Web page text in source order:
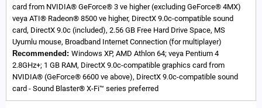
card from NVIDIA® GeForce® 3 ve higher (excluding GeForce® 4MX)
veya ATI® Radeon® 8500 ve higher, DirectX 9.0c-compatible sound
card, DirectX 9.0c (included), 2.56 GB Free Hard Drive Space, MS
Uyumlu mouse, Broadband Internet Connection (for multiplayer)
Recommended: Windows XP, AMD Athlon 64; veya Pentium 4
2.8GHz+; 1 GB RAM, DirectX 9.0c-compatible graphics card from
NVIDIA® (GeForce® 6600 ve above), DirectX 9.0c-compatible sound
card - Sound Blaster® X-Fi™ series preferred